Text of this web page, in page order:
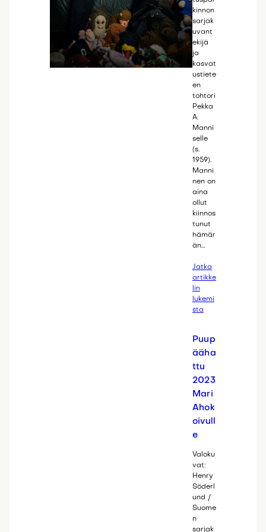
kinnon
sarjak
uvant
ekijä
ja
kasvat
ustiete
en
tohtori
Pekka
A.
Manni
selle
(s.
1959).
Manni
nen on
aina
ollut
kiinnos
tunut
hämär
än…
Jatka
artikke
lin
lukemi
sta
Puup
ääha
ttu
2023
Mari
Ahok
oivull
e
Valoku
vat:
Henry
Söderl
und /
Suome
n
sarjak